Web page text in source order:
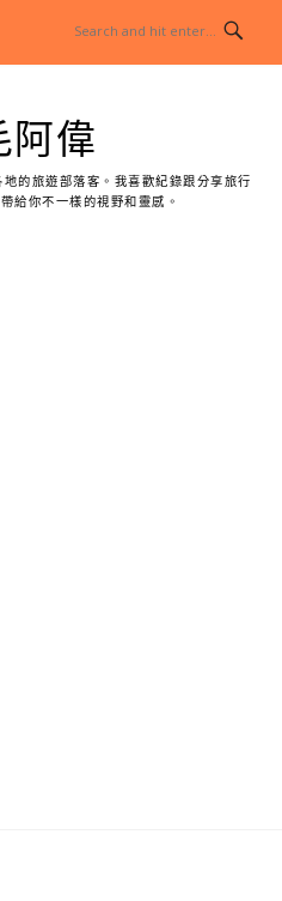
阿偉
的旅遊部落客。我喜歡紀錄跟分享旅行
給你不一樣的視野和靈感。